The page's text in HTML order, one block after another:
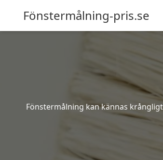
Fönstermålning-pris.se
Fönstermålning kan kännas